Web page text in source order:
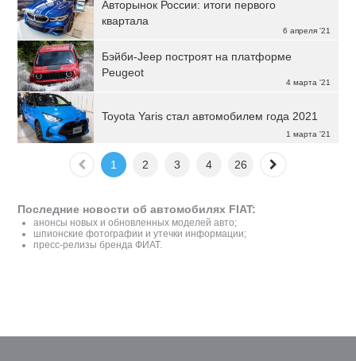
6 апреля '21
Авторынок России: итоги первого
квартала
4 марта '21
Бэйби-Jeep построят на платформе
Peugeot
1 марта '21
Toyota Yaris стал автомобилем года 2021
1 2 3 4 26
Последние новости об автомобилях FIAT:
анонсы новых и обновленных моделей авто;
шпионские фотографии и утечки информации;
пресс-релизы бренда ФИАТ.